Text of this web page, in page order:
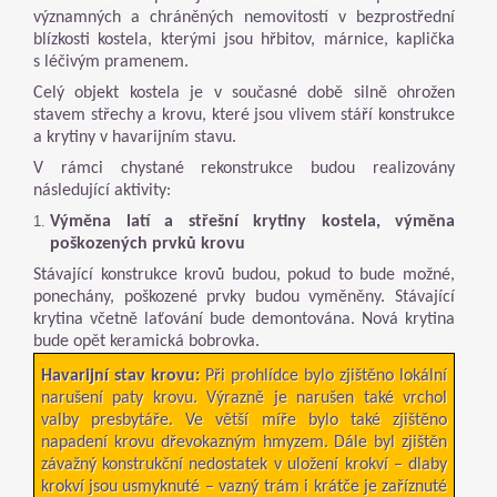
významných a chráněných nemovitostí v bezprostřední
blízkosti kostela, kterými jsou hřbitov, márnice, kaplička
s léčivým pramenem.
Celý objekt kostela je v současné době silně ohrožen
stavem střechy a krovu, které jsou vlivem stáří konstrukce
a krytiny v havarijním stavu.
V rámci chystané rekonstrukce budou realizovány
následující aktivity:
Výměna latí a střešní krytiny kostela, výměna
poškozených prvků krovu
Stávající konstrukce krovů budou, pokud to bude možné,
ponechány, poškozené prvky budou vyměněny. Stávající
krytina včetně laťování bude demontována. Nová krytina
bude opět keramická bobrovka.
Havarijní stav krovu:Při prohlídce bylo zjištěno lokální
narušení paty krovu. Výrazně je narušen také vrchol
valby presbytáře. Ve větší míře bylo také zjištěno
napadení krovu dřevokazným hmyzem. Dále byl zjištěn
závažný konstrukční nedostatek v uložení krokví – dlaby
krokví jsou usmyknuté – vazný trám i krátče je zaříznuté